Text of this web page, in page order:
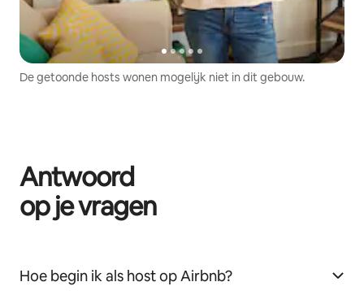
De getoonde hosts wonen mogelijk niet in dit gebouw.
Antwoord
op je vragen
Hoe begin ik als host op Airbnb?